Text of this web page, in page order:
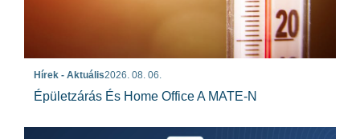
Hírek - Aktuális2026. 08. 06.
Épületzárás És Home Office A MATE-N